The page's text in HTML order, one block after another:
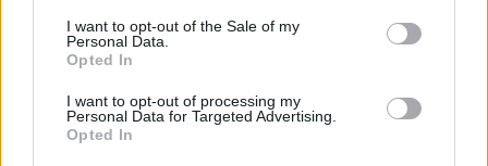
consent section.
I want to opt-out of the Sale of my
Personal Data.
Opted In
I want to opt-out of processing my
Personal Data for Targeted Advertising.
Opted In
okularników
Krzysztof Grabek